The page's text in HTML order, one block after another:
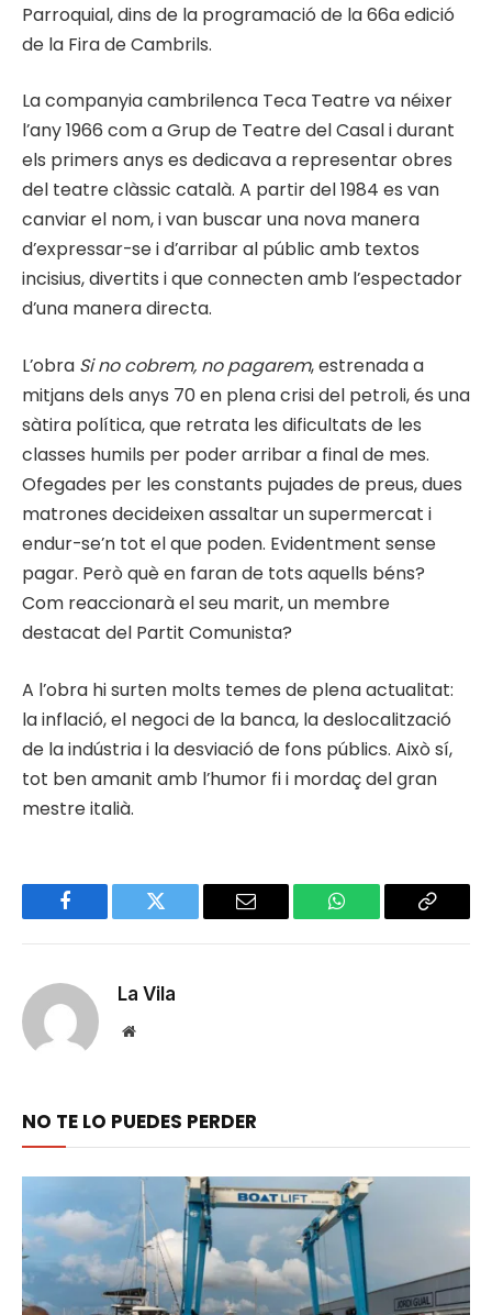
Parroquial, dins de la programació de la 66a edició
de la Fira de Cambrils.
La companyia cambrilenca Teca Teatre va néixer
l’any 1966 com a Grup de Teatre del Casal i durant
els primers anys es dedicava a representar obres
del teatre clàssic català. A partir del 1984 es van
canviar el nom, i van buscar una nova manera
d’expressar-se i d’arribar al públic amb textos
incisius, divertits i que connecten amb l’espectador
d’una manera directa.
L’obra Si no cobrem, no pagarem, estrenada a
mitjans dels anys 70 en plena crisi del petroli, és una
sàtira política, que retrata les dificultats de les
classes humils per poder arribar a final de mes.
Ofegades per les constants pujades de preus, dues
matrones decideixen assaltar un supermercat i
endur-se’n tot el que poden. Evidentment sense
pagar. Però què en faran de tots aquells béns?
Com reaccionarà el seu marit, un membre
destacat del Partit Comunista?
A l’obra hi surten molts temes de plena actualitat:
la inflació, el negoci de la banca, la deslocalització
de la indústria i la desviació de fons públics. Això sí,
tot ben amanit amb l’humor fi i mordaç del gran
mestre italià.
Facebook Twitter Email WhatsApp Copy
La Vila
Website
NO TE LO PUEDES PERDER